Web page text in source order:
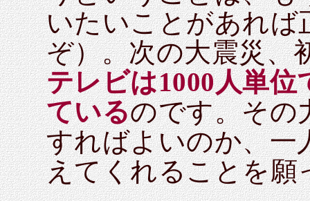
いたいことがあれば
ぞ）。次の大震災、
テレビは1000人単
ているのです。その
すればよいのか、一
えてくれることを願